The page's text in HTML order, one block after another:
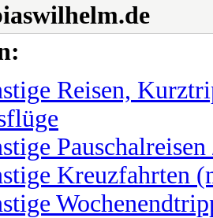
Reisen,
Kreuzfahrten